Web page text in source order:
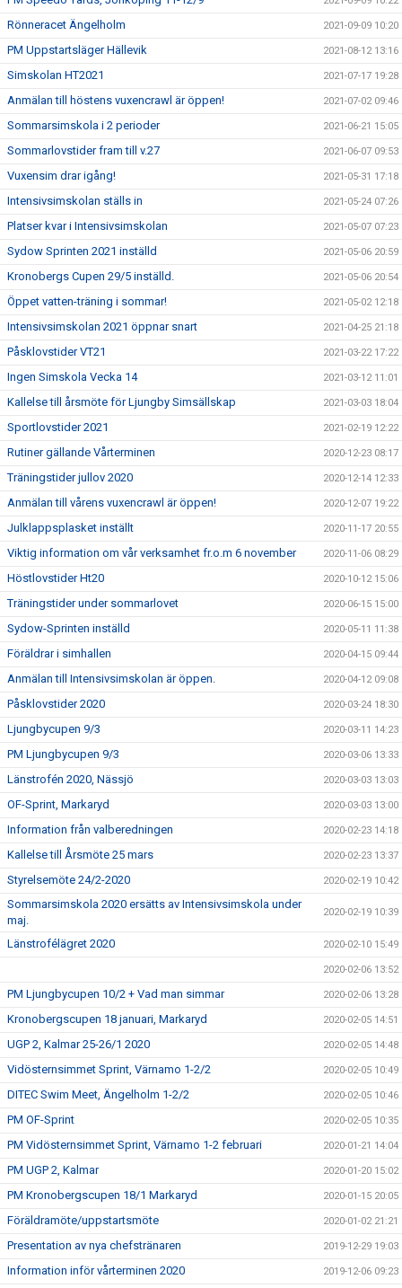
Rönneracet Ängelholm 2021-09-09 10:20
PM Uppstartsläger Hällevik 2021-08-12 13:16
Simskolan HT2021 2021-07-17 19:28
Anmälan till höstens vuxencrawl är öppen! 2021-07-02 09:46
Sommarsimskola i 2 perioder 2021-06-21 15:05
Sommarlovstider fram till v.27 2021-06-07 09:53
Vuxensim drar igång! 2021-05-31 17:18
Intensivsimskolan ställs in 2021-05-24 07:26
Platser kvar i Intensivsimskolan 2021-05-07 07:23
Sydow Sprinten 2021 inställd 2021-05-06 20:59
Kronobergs Cupen 29/5 inställd. 2021-05-06 20:54
Öppet vatten-träning i sommar! 2021-05-02 12:18
Intensivsimskolan 2021 öppnar snart 2021-04-25 21:18
Påsklovstider VT21 2021-03-22 17:22
Ingen Simskola Vecka 14 2021-03-12 11:01
Kallelse till årsmöte för Ljungby Simsällskap 2021-03-03 18:04
Sportlovstider 2021 2021-02-19 12:22
Rutiner gällande Vårterminen 2020-12-23 08:17
Träningstider jullov 2020 2020-12-14 12:33
Anmälan till vårens vuxencrawl är öppen! 2020-12-07 19:22
Julklappsplasket inställt 2020-11-17 20:55
Viktig information om vår verksamhet fr.o.m 6 november 2020-11-06 08:29
Höstlovstider Ht20 2020-10-12 15:06
Träningstider under sommarlovet 2020-06-15 15:00
Sydow-Sprinten inställd 2020-05-11 11:38
Föräldrar i simhallen 2020-04-15 09:44
Anmälan till Intensivsimskolan är öppen. 2020-04-12 09:08
Påsklovstider 2020 2020-03-24 18:30
Ljungbycupen 9/3 2020-03-11 14:23
PM Ljungbycupen 9/3 2020-03-06 13:33
Länstrofén 2020, Nässjö 2020-03-03 13:03
OF-Sprint, Markaryd 2020-03-03 13:00
Information från valberedningen 2020-02-23 14:18
Kallelse till Årsmöte 25 mars 2020-02-23 13:37
Styrelsemöte 24/2-2020 2020-02-19 10:42
Sommarsimskola 2020 ersätts av Intensivsimskola under
maj.
2020-02-19 10:39
Länstrofélägret 2020 2020-02-10 15:49
2020-02-06 13:52
PM Ljungbycupen 10/2 + Vad man simmar 2020-02-06 13:28
Kronobergscupen 18 januari, Markaryd 2020-02-05 14:51
UGP 2, Kalmar 25-26/1 2020 2020-02-05 14:48
Vidösternsimmet Sprint, Värnamo 1-2/2 2020-02-05 10:49
DITEC Swim Meet, Ängelholm 1-2/2 2020-02-05 10:46
PM OF-Sprint 2020-02-05 10:35
PM Vidösternsimmet Sprint, Värnamo 1-2 februari 2020-01-21 14:04
PM UGP 2, Kalmar 2020-01-20 15:02
PM Kronobergscupen 18/1 Markaryd 2020-01-15 20:05
Föräldramöte/uppstartsmöte 2020-01-02 21:21
Presentation av nya chefstränaren 2019-12-29 19:03
Information inför vårterminen 2020 2019-12-06 09:23